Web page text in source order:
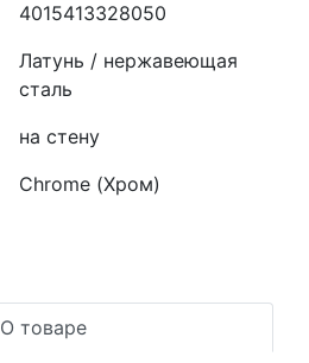
4015413328050
Латунь / нержавеющая
сталь
на стену
Chrome (Хром)
О товаре